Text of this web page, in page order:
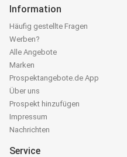
Information
Häufig gestellte Fragen
Werben?
Alle Angebote
Marken
Prospektangebote.de App
Über uns
Prospekt hinzufügen
Impressum
Nachrichten
Service